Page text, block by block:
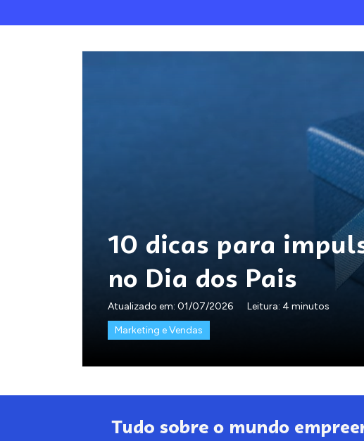
10 dicas para
no Dia dos Pais
Atualizado em: 01/07/2026
Leitura: 4 minutos
Marketing e Vendas